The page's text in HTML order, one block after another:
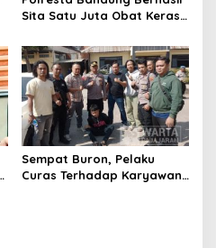
Sita Satu Juta Obat Keras
Kasus Narkoba
Sempat Buron, Pelaku
Curas Terhadap Karyawan